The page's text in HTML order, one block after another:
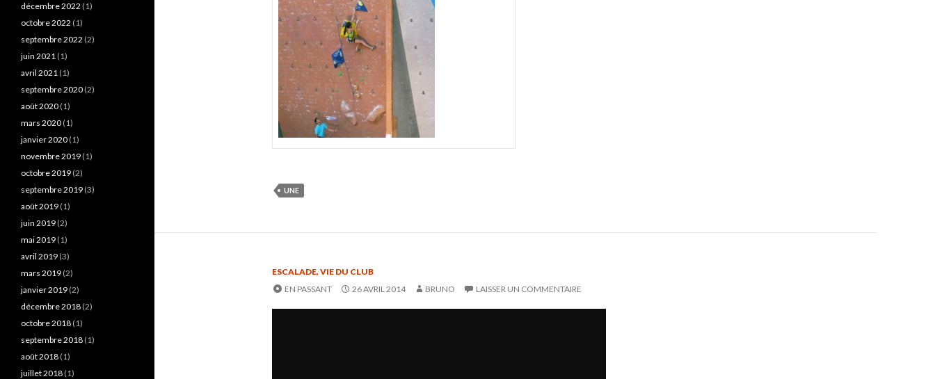
UNE
ESCALADE, VIE DU CLUB
EN PASSANT
26 AVRIL 2014 BRUNO LAISSER UN COMMENTAIRE
décembre 2022 (1)
octobre 2022 (1)
septembre 2022 (2)
juin 2021 (1)
avril 2021 (1)
septembre 2020 (2)
août 2020 (1)
mars 2020 (1)
janvier 2020 (1)
novembre 2019 (1)
octobre 2019 (2)
septembre 2019 (3)
août 2019 (1)
juin 2019 (2)
mai 2019 (1)
avril 2019 (3)
mars 2019 (2)
janvier 2019 (2)
décembre 2018 (2)
octobre 2018 (1)
septembre 2018 (1)
août 2018 (1)
juillet 2018 (1)